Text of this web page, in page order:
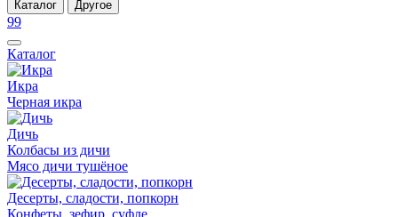
Каталог Другое
99
Каталог
Икра
Черная икра
Дичь
Колбасы из дичи
Мясо дичи тушёное
Десерты, сладости, попкорн
Конфеты, зефир, суфле